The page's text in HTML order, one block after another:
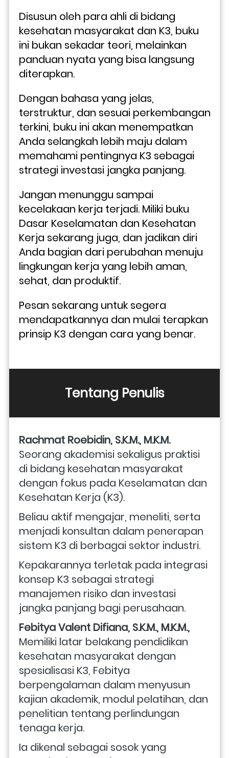
Disusun oleh para ahli di bidang
kesehatan masyarakat dan K3, buku
ini bukan sekadar teori, melainkan
panduan nyata yang bisa langsung
diterapkan.
Dengan bahasa yang jelas,
terstruktur, dan sesuai perkembangan
terkini, buku ini akan menempatkan
Anda selangkah lebih maju dalam
memahami pentingnya K3 sebagai
strategi investasi jangka panjang.
Jangan menunggu sampai
kecelakaan kerja terjadi. Miliki buku
Dasar Keselamatan dan Kesehatan
Kerja sekarang juga, dan jadikan diri
Anda bagian dari perubahan menuju
lingkungan kerja yang lebih aman,
sehat, dan produktif.
Pesan sekarang untuk segera
mendapatkannya dan mulai terapkan
prinsip K3 dengan cara yang benar.
Tentang Penulis
Rachmat Roebidin, S.K.M., M.K.M.
Seorang akademisi sekaligus praktisi
di bidang kesehatan masyarakat
dengan fokus pada Keselamatan dan
Kesehatan Kerja (K3).
Beliau aktif mengajar, meneliti, serta
menjadi konsultan dalam penerapan
sistem K3 di berbagai sektor industri.
Kepakarannya terletak pada integrasi
konsep K3 sebagai strategi
manajemen risiko dan investasi
jangka panjang bagi perusahaan.
Memiliki latar belakang pendidikan
kesehatan masyarakat dengan
spesialisasi K3, Febitya
berpengalaman dalam menyusun
kajian akademik, modul pelatihan, dan
penelitian tentang perlindungan
tenaga kerja.
Ia dikenal sebagai sosok yang